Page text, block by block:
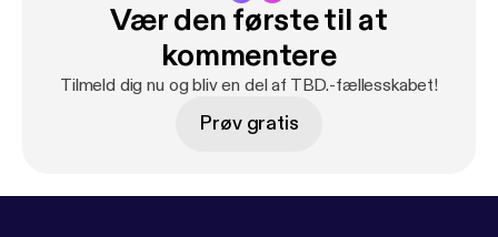
Vær den første til at
kommentere
Tilmeld dig nu og bliv en del af TBD.-fællesskabet!
Prøv gratis